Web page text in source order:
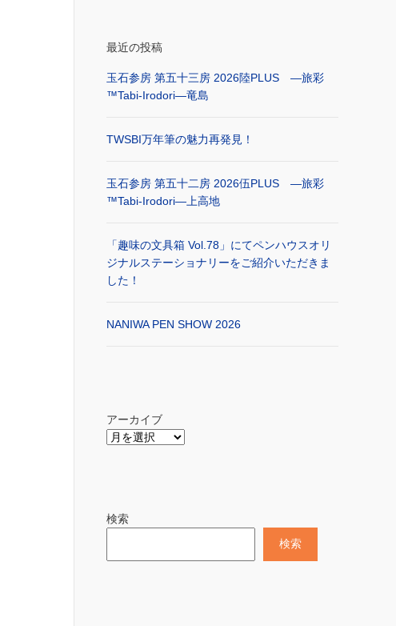
最近の投稿
玉石参房 第五十三房 2026陸PLUS ―旅彩
™Tabi-Irodori―竜島
TWSBI万年筆の魅力再発見！
玉石参房 第五十二房 2026伍PLUS ―旅彩
™Tabi-Irodori―上高地
「趣味の文具箱 Vol.78」にてペンハウスオリ
ジナルステーショナリーをご紹介いただきま
した！
NANIWA PEN SHOW 2026
アーカイブ
検索
検索